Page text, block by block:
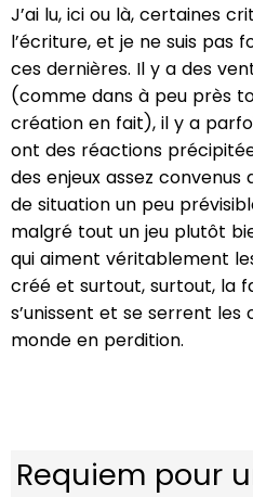
J’ai lu, ici ou là, certaines
l’écriture, et je ne suis pas
ces dernières. Il y a des
(comme dans à peu près
création en fait), il y a
ont des réactions
des enjeux assez
de situation un peu
malgré tout un jeu plutôt
qui aiment véritablement
créé et surtout, surtout, la
s’unissent et se serrent
monde en perdition.
Requiem pour